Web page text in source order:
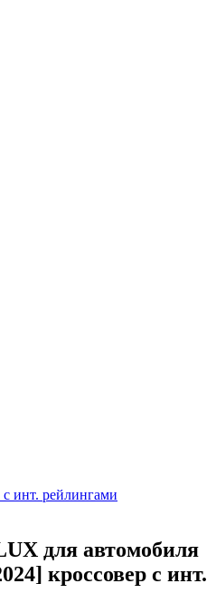
инт. рейлингами
для автомобиля
кроссовер с инт.